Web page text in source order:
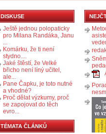
DISKUSE
Ještě jednou polopaticky
pro Milana Randáka, Janu
...
Komárku, že ti není
stydno....
Jaké štěstí, že Velké
břicho není líný učitel,
ale...
Pane Čapku, je toto nutné
a vhodné?
Proč dělat výzkumy, proč
se zapojovat do těch
evro...
TÉMATA ČLÁNKŮ